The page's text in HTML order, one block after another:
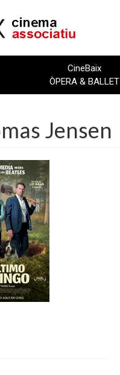
CineBaix
ÒPERA & BALLET
Jensen